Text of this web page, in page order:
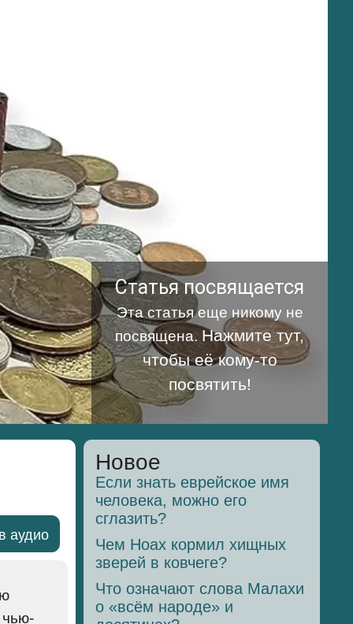
Статья посвящается
Эта статья еще никому не
посвящена. Нажмите тут,
чтобы её кому-то
посвятить!
аудио
чью-
Новое
Если знать еврейское имя
человека, можно его
сглазить?
Чем Ноах кормил хищных
зверей в ковчеге?
Что означают слова Малахи
о «всём народе» и